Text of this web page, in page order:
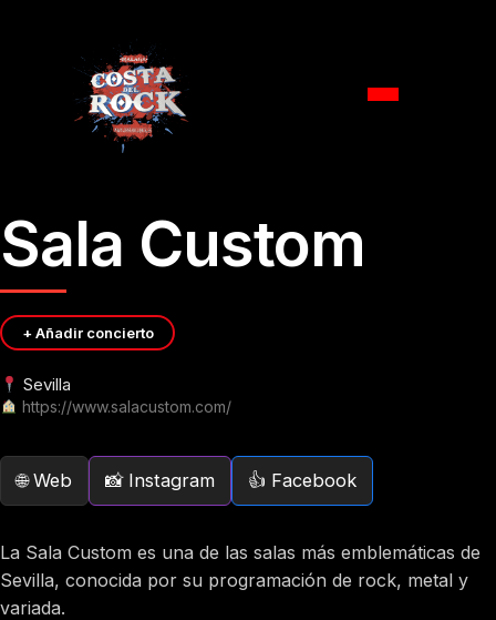
al
contenido
Sala Custom
+ Añadir concierto
Sevilla
https://www.salacustom.com/
Web Instagram Facebook
La Sala Custom es una de las salas más emblemáticas de
Sevilla, conocida por su programación de rock, metal y
variada.